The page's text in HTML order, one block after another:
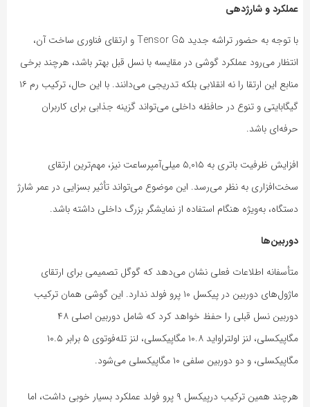
عملکرد و شارژدهی
با توجه به حضور تراشه جدید Tensor G۵ و ارتقای فناوری ساخت آن،
انتظار می‌رود عملکرد گوشی در مقایسه با نسل قبل بهتر باشد، هرچند برخی
منابع این ارتقا را نه انقلابی بلکه تدریجی می‌دانند. با این حال، ترکیب رم ۱۶
گیگابایتی و تنوع در حافظه داخلی می‌تواند گزینه جذابی برای کاربران
حرفه‌ای باشد.
افزایش ظرفیت باتری به ۵,۰۱۵ میلی‌آمپرساعت نیز، مهم‌ترین ارتقای
سخت‌افزاری به نظر می‌رسد. این موضوع می‌تواند تأثیر بسزایی در عمر شارژ
دستگاه، به‌ویژه هنگام استفاده از نمایشگر بزرگ داخلی داشته باشد.
دوربین‌ها
متأسفانه اطلاعات فعلی نشان می‌دهد که گوگل تصمیمی برای ارتقای
ماژول‌های دوربین در پیکسل ۱۰ پرو فولد ندارد. این گوشی همان ترکیب
دوربین نسل قبلی را حفظ خواهد کرد که شامل دوربین اصلی ۴۸
مگاپیکسلی، لنز اولتراواید ۱۰.۸ مگاپیکسلی، لنز تله‌فوتوی ۵ برابر ۱۰.۵
مگاپیکسلی، و دو دوربین سلفی ۱۰ مگاپیکسلی می‌شود.
هرچند همین ترکیب درپیکسل ۹ پرو فولد عملکرد بسیار خوبی داشت، اما